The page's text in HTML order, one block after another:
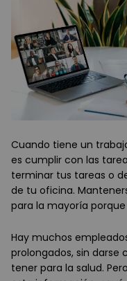
Cuando tiene un
es cumplir con las
terminar tus tareas o
de tu oficina.
para la mayoría
Hay muchos
prolongados, sin darse
tener para la salud.